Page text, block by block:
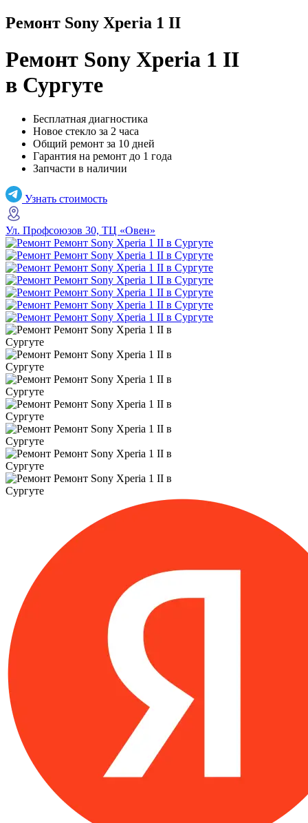
Ремонт Sony Xperia 1 II
Ремонт Sony Xperia 1 II
в Сургуте
Бесплатная диагностика
Новое стекло за 2 часа
Общий ремонт за 10 дней
Гарантия на ремонт до 1 года
Запчасти в наличии
Узнать стоимость
Ул. Профсоюзов 30, ТЦ «Овен»